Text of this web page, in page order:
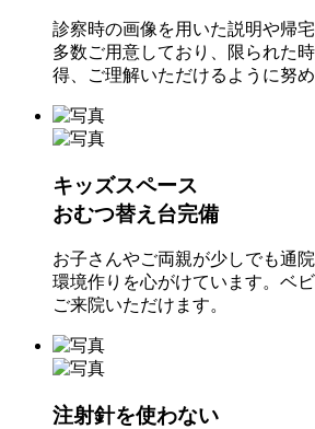
診察時の画像を用いた説明や帰
多数ご用意しており、限られた
得、ご理解いただけるように努め
キッズスペース
おむつ替え台完備
お子さんやご両親が少しでも通
環境作りを心がけています。ベ
ご来院いただけます。
注射針を使わない